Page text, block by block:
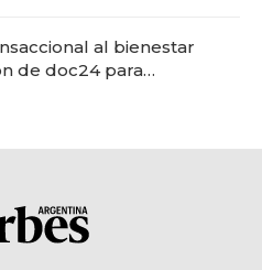
al bienestar
de doc24 para